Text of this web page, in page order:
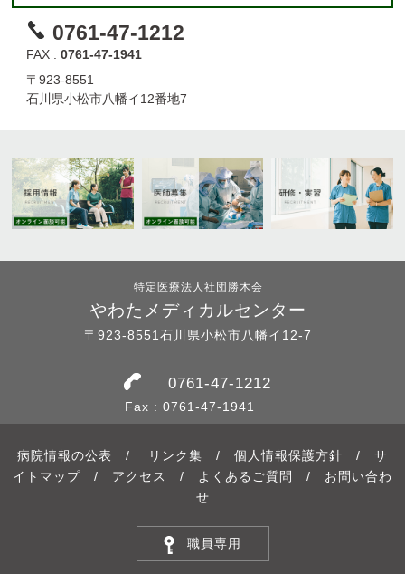
0761-47-1212
FAX :0761-47-1941
〒923-8551
石川県小松市八幡イ12番地7
特定医療法人社団勝木会
やわたメディカルセンター
〒923-8551石川県小松市八幡イ12-7
0761-47-1212
Fax : 0761-47-1941
病院情報の公表 / リンク集 / 個人情報保護方針 / サ
イトマップ / アクセス / よくあるご質問 / お問い合わ
せ
職員専用